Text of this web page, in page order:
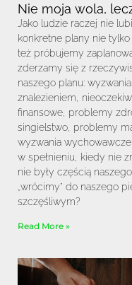
Nie moja wola,
Jako ludzie raczej nie
konkretne plany nie
też próbujemy
zderzamy się z
naszego planu:
znalezieniem,
finansowe, problemy
singielstwo, problemy
wyzwania
w spełnieniu, kiedy nie
nie były częścią
„wrócimy” do naszego
szczęśliwym?
Read More »